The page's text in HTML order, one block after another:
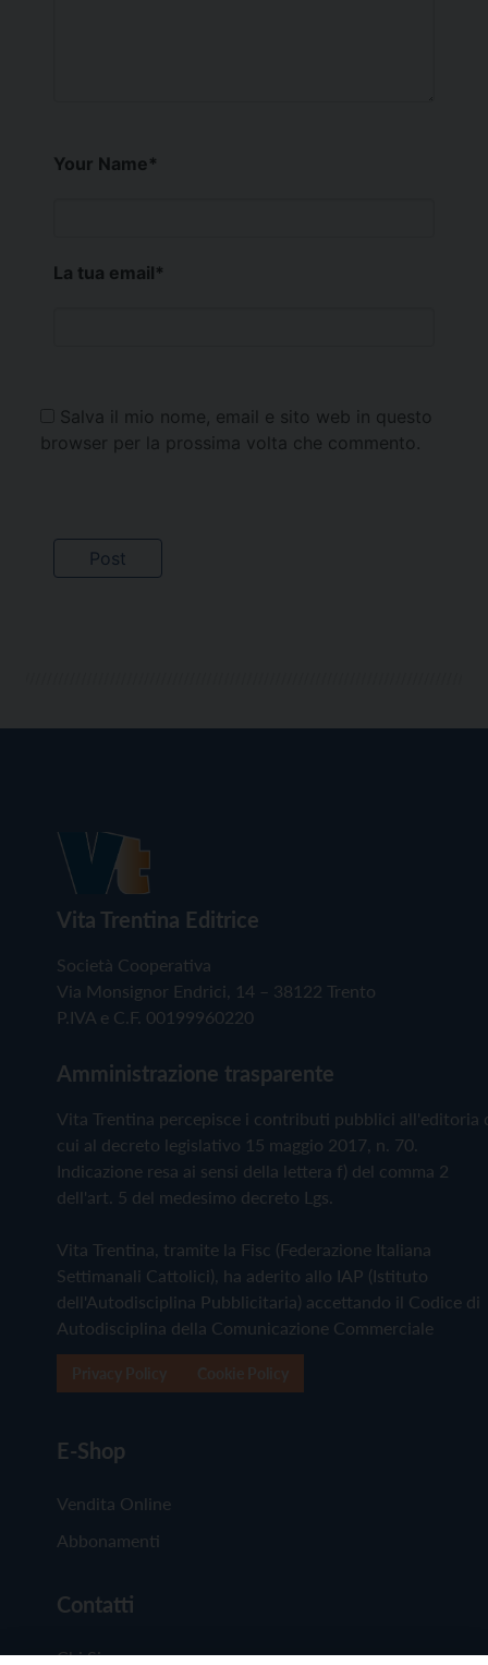
Your Name*
La tua email*
Salva il mio nome, email e sito web in questo
browser per la prossima volta che commento.
Vita Trentina Editrice
Società Cooperativa
Via Monsignor Endrici, 14 – 38122 Trento
P.IVA e C.F. 00199960220
Amministrazione trasparente
Vita Trentina percepisce i contributi pubblici all'editoria
cui al decreto legislativo 15 maggio 2017, n. 70.
Indicazione resa ai sensi della lettera f) del comma 2
dell'art. 5 del medesimo decreto Lgs.
Vita Trentina, tramite la Fisc (Federazione Italiana
Settimanali Cattolici), ha aderito allo IAP (Istituto
dell'Autodisciplina Pubblicitaria) accettando il Codice di
Autodisciplina della Comunicazione Commerciale
E-Shop
Vendita Online
Abbonamenti
Contatti
Chi Siamo